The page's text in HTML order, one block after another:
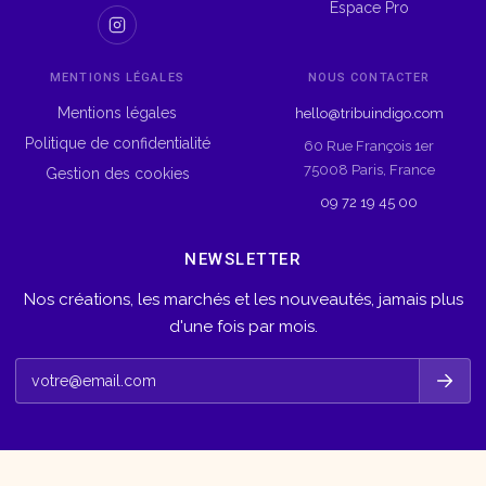
Espace Pro
MENTIONS LÉGALES
Mentions légales
Politique de confidentialité
Gestion des cookies
NOUS CONTACTER
hello@tribuindigo.com
60 Rue François 1er
75008 Paris, France
09 72 19 45 00
NEWSLETTER
Nos créations, les marchés et les nouveautés, jamais plus
d'une fois par mois.